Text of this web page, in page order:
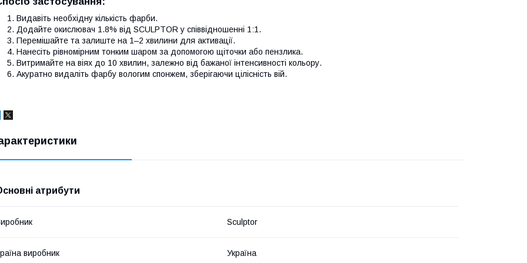
Видавіть необхідну кількість фарби.
Додайте окислювач 1.8% від SCULPTOR у співвідношенні 1:1.
Перемішайте та залиште на 1–2 хвилини для активації.
Нанесіть рівномірним тонким шаром за допомогою щіточки або пензлика.
Витримайте на віях до 10 хвилин, залежно від бажаної інтенсивності кольору.
Акуратно видаліть фарбу вологим спонжем, зберігаючи цілісність вій.
атрибути
Sculptor
виробник Україна